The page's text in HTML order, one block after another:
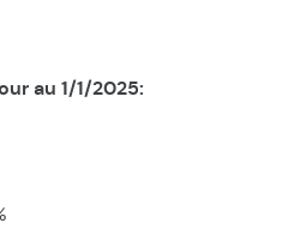
au 1/1/2025: